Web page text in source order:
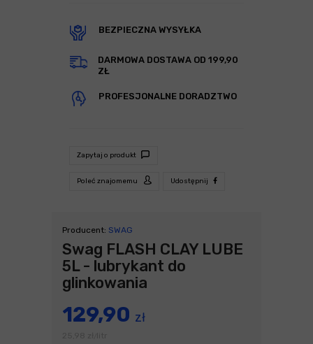
BEZPIECZNA WYSYŁKA
DARMOWA DOSTAWA OD 199,90
ZŁ
PROFESJONALNE DORADZTWO
Zapytaj o produkt
Poleć znajomemu Udostępnij
Producent: SWAG
Swag FLASH CLAY LUBE
5L - lubrykant do
glinkowania
129,90 zł